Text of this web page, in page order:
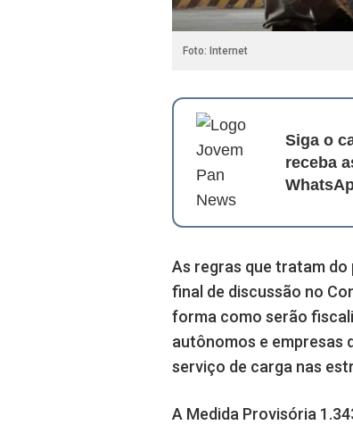
Foto: Internet
Siga o
receba
As regras que tratam
final de discussão no
forma como serão
autônomos e empresas
serviço de carga nas
A Medida Provisória